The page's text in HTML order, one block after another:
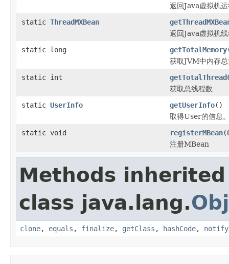
返回Java虚拟机
static ThreadMXBean
返回Java虚拟机
static long
getTotalMemory
获取JVM中内存
static int
获取总线程数
static UserInfo getUserInfo()
取得User的信息
static void
registerMBean(
注册MBean
Methods
class java.lang.
clone, equals , finalize, getClass , hashCode, notify